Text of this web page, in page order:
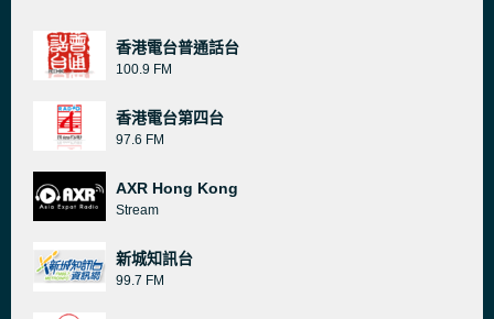
香港電台普通話台
100.9 FM
香港電台第四台
97.6 FM
AXR Hong Kong
Stream
新城知訊台
99.7 FM